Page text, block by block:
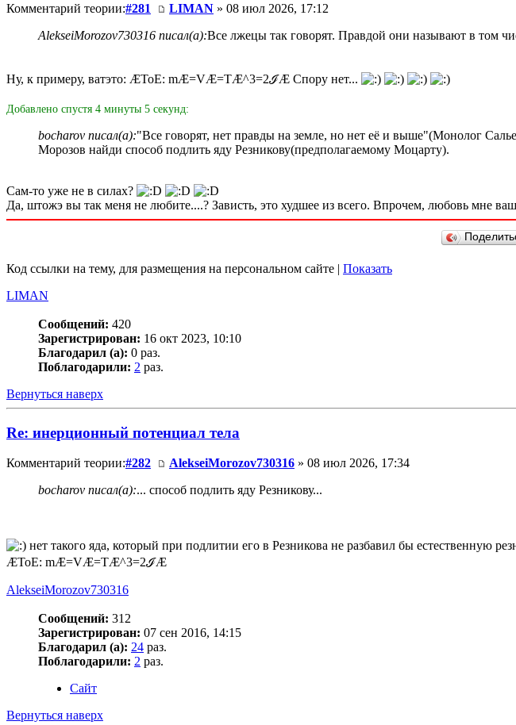
Комментарий теории:#281 LIMAN » 08 июл 2026, 17:12
AlekseiMorozov730316 писал(а):Все лжецы так говорят. Правдой они называют в том
Ну, к примеру, ватэто: ÆToE: mÆ=VÆ=TÆ^3=2ℐÆ Спору нет...
Добавлено спустя 4 минуты 5 секунд:
bocharov писал(а):"Все говорят, нет правды на земле, но нет её и выше"(Монолог
Морозов найди способ подлить яду Резникову(предполагаемому Моцарту).
Сам-то уже не в силах?
Да, штожэ вы так меня не любите....? Зависть, это худшее из всего. Впрочем, любовь мне
Код ссылки на тему, для размещения на персональном сайте | Показать
LIMAN
Сообщений: 420
Зарегистрирован: 16 окт 2023, 10:10
Благодарил (а): 0 раз.
Поблагодарили: 2 раз.
Вернуться наверх
Re: инерционный потенциал тела
Комментарий теории:#282 AlekseiMorozov730316 » 08 июл 2026, 17:34
bocharov писал(а):... способ подлить яду Резникову...
нет такого яда, который при подлитии его в Резникова не разбавил бы естественную
ÆToE: mÆ=VÆ=TÆ^3=2ℐÆ
AlekseiMorozov730316
Сообщений: 312
Зарегистрирован: 07 сен 2016, 14:15
Благодарил (а): 24 раз.
Поблагодарили: 2 раз.
Сайт
Вернуться наверх